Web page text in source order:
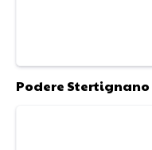
Podere Stertignano